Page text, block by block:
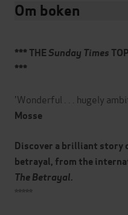
Om boken
*** THESunday Times
***
'Wonderful . . . hugely
Mosse
Discover a brilliant story
betrayal, from the
The Betrayal.
*****